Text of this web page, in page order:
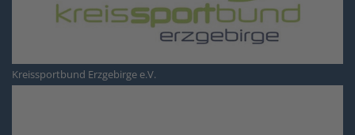
Kreissportbund Erzgebirge e.V.